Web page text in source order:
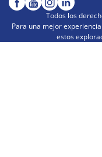
Todos los
Para una mejor
estos